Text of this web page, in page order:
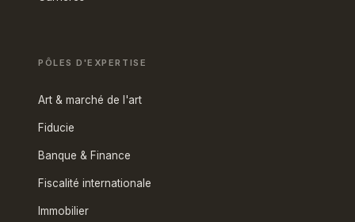
PÔLES D'EXPERTISE
Art & marché de l'art
Fiducie
Banque & Finance
Fiscalité internationale
Immobilier